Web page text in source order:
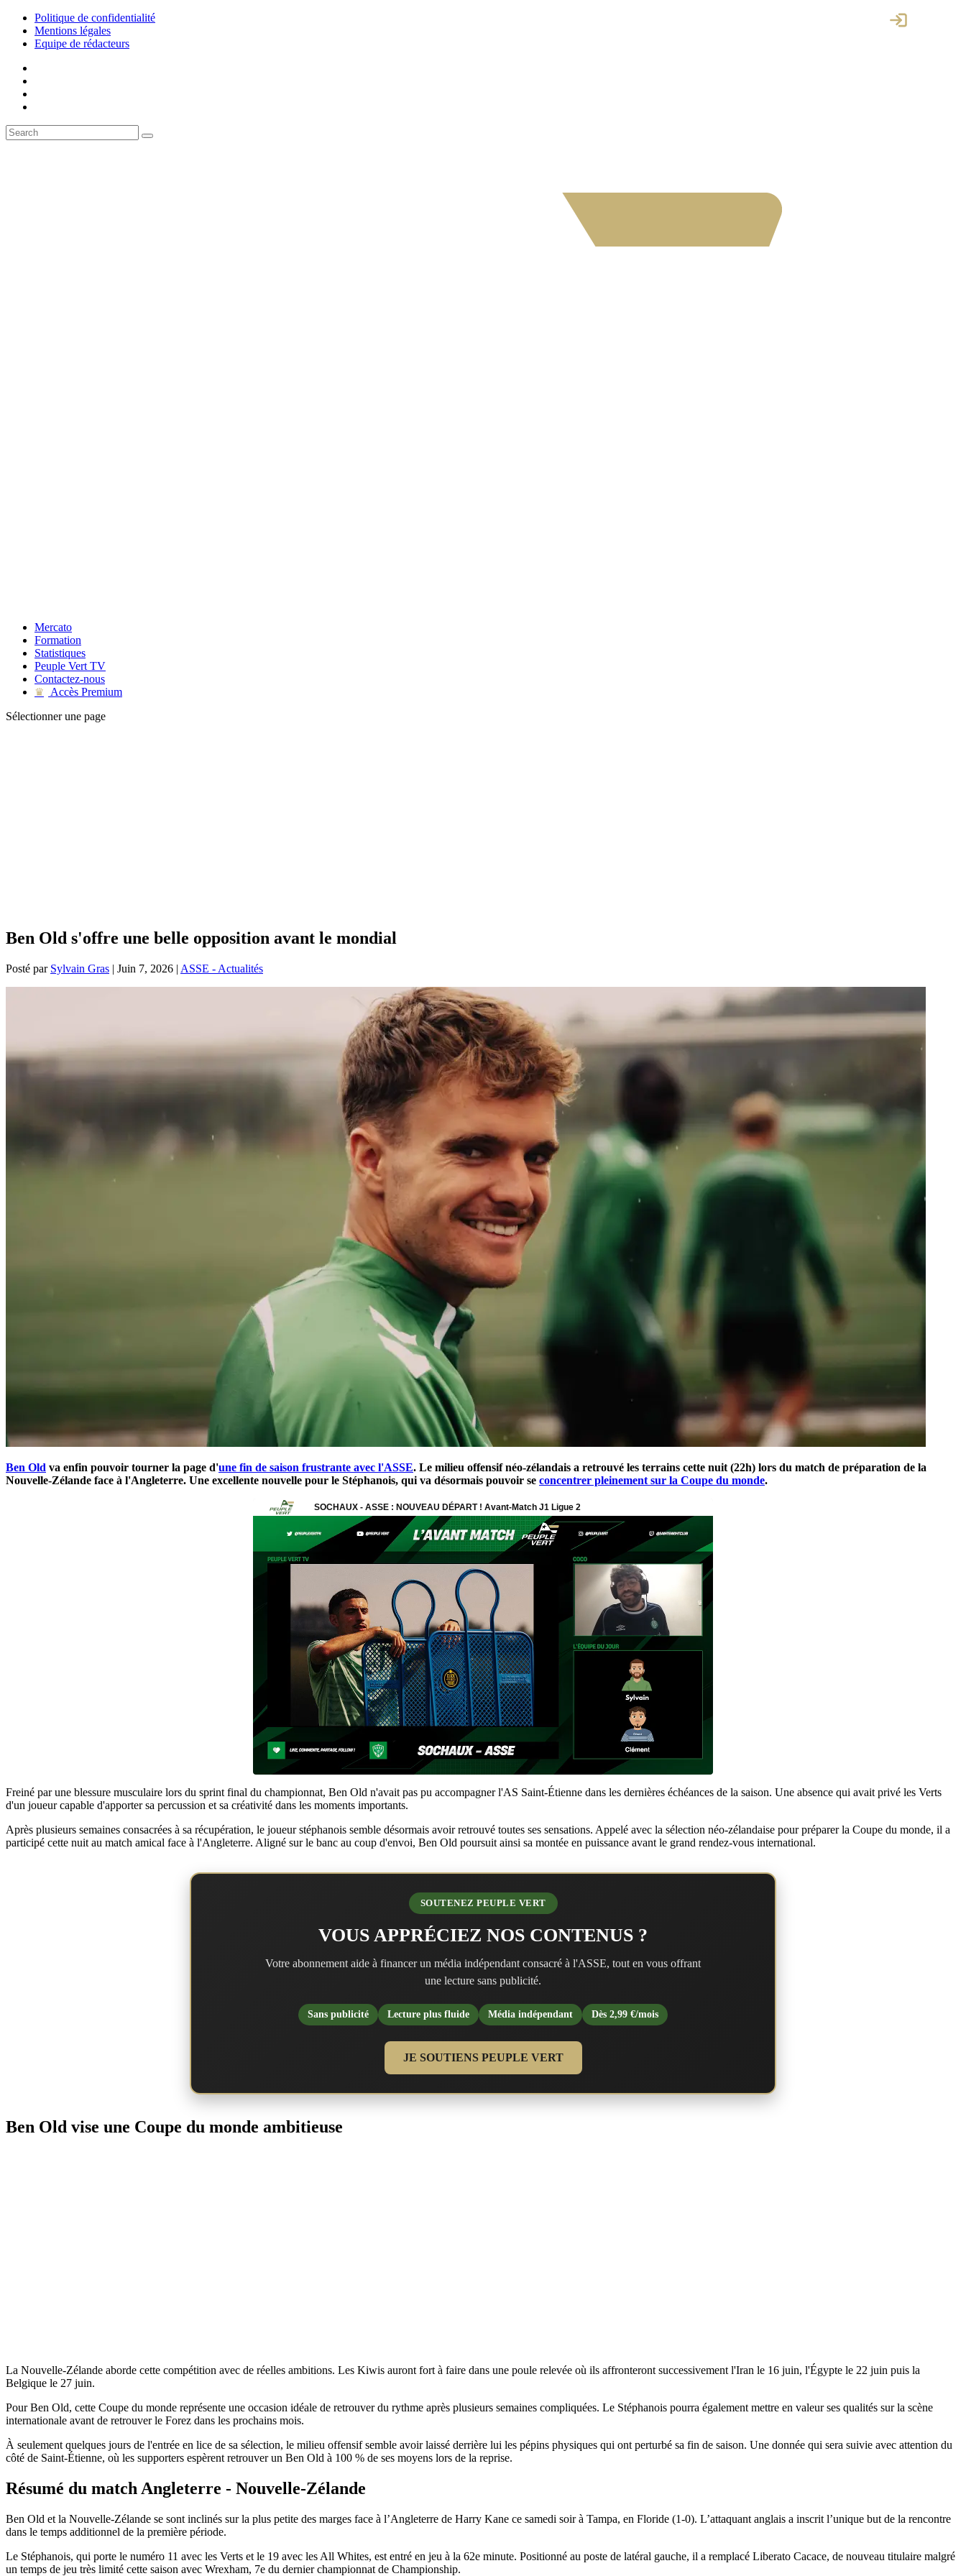
Politique de confidentialité
Mentions légales
Equipe de rédacteurs
Mercato
Formation
Statistiques
Peuple Vert TV
Contactez-nous
♛
Accès Premium
Sélectionner une page
Ben Old s'offre une belle opposition avant le mondial
Posté par Sylvain Gras | Juin 7, 2026 | ASSE - Actualités
Ben Old va enfin pouvoir tourner la page d'une fin de saison frustrante avec l'ASSE. Le milieu offensif néo-zélandais a retrouvé les terrains cette nuit (22h) lors du match de préparation de la
Nouvelle-Zélande face à l'Angleterre. Une excellente nouvelle pour le Stéphanois, qui va désormais pouvoir se concentrer pleinement sur la Coupe du monde.
Freiné par une blessure musculaire lors du sprint final du championnat, Ben Old n'avait pas pu accompagner l'AS Saint-Étienne dans les dernières échéances de la saison. Une absence qui avait privé les Verts
d'un joueur capable d'apporter sa percussion et sa créativité dans les moments importants.
Après plusieurs semaines consacrées à sa récupération, le joueur stéphanois semble désormais avoir retrouvé toutes ses sensations. Appelé avec la sélection néo-zélandaise pour préparer la Coupe du monde, il a
participé cette nuit au match amical face à l'Angleterre. Aligné sur le banc au coup d'envoi, Ben Old poursuit ainsi sa montée en puissance avant le grand rendez-vous international.
SOUTENEZ PEUPLE VERT
VOUS APPRÉCIEZ NOS CONTENUS ?
Votre abonnement aide à financer un média indépendant consacré à l'ASSE, tout en vous offrant
une lecture sans publicité.
Sans publicité Lecture plus fluide Média indépendant Dès 2,99 €/mois
JE SOUTIENS PEUPLE VERT
Ben Old vise une Coupe du monde ambitieuse
La Nouvelle-Zélande aborde cette compétition avec de réelles ambitions. Les Kiwis auront fort à faire dans une poule relevée où ils affronteront successivement l'Iran le 16 juin, l'Égypte le 22 juin puis la
Belgique le 27 juin.
Pour Ben Old, cette Coupe du monde représente une occasion idéale de retrouver du rythme après plusieurs semaines compliquées. Le Stéphanois pourra également mettre en valeur ses qualités sur la scène
internationale avant de retrouver le Forez dans les prochains mois.
À seulement quelques jours de l'entrée en lice de sa sélection, le milieu offensif semble avoir laissé derrière lui les pépins physiques qui ont perturbé sa fin de saison. Une donnée qui sera suivie avec attention du
côté de Saint-Étienne, où les supporters espèrent retrouver un Ben Old à 100 % de ses moyens lors de la reprise.
Résumé du match Angleterre - Nouvelle-Zélande
Ben Old et la Nouvelle-Zélande se sont inclinés sur la plus petite des marges face à l’Angleterre de Harry Kane ce samedi soir à Tampa, en Floride (1-0). L’attaquant anglais a inscrit l’unique but de la rencontre
dans le temps additionnel de la première période.
Le Stéphanois, qui porte le numéro 11 avec les Verts et le 19 avec les All Whites, est entré en jeu à la 62e minute. Positionné au poste de latéral gauche, il a remplacé Liberato Cacace, de nouveau titulaire malgré
un temps de jeu très limité cette saison avec Wrexham, 7e du dernier championnat de Championship.